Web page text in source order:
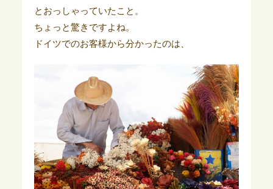
とおっしゃっていたこと。
ちょっと驚きですよね。
ドイツでのお客様から分かったのは、